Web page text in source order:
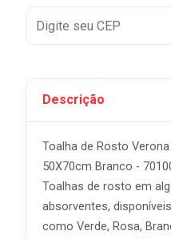
Descrição
Toalha de Rosto
50X70cm Branco -
Toalhas de rosto em
absorventes,
como Verde, Rosa,